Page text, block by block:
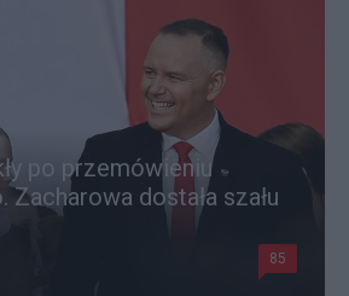
po przemówieniu
dostała szału
85